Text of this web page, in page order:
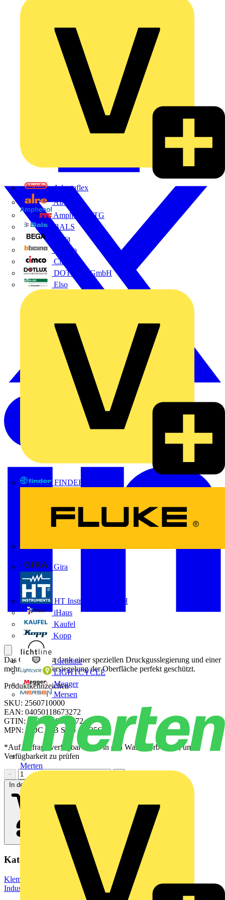
Adaptaflex
Alre
Amphenol FTG
BALS
Bega
Bticino
Cimco
DOTLUX GmbH
Elso
FINDER
Gira
HT Instruments GmbH
iHaus
Kaufel
Kopp
Lichtline
LIGHTCYCLE
Megger
Mersen
Merten
Das Gehäuse ist dank einer speziellen Druckgusslegierung und einer
mehrstufigen Versiegelung der Oberfläche perfekt geschützt.
Produktkennzeichen
SKU: 2560710000
EAN: 04050118673272
GTIN: 04050118673272
MPN: HDC 06B SLU 1M25G N
*Auf Anfrage verfügbar - bitte in den Warenkorb legen, um
Verfügbarkeit zu prüfen
−
In den Warenkorb
Kategorien
Klemmen, Steckverbinder & Verbindungselemente
Industriesteckverbinder